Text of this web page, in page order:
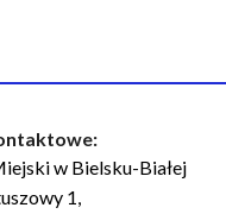
w Bielsku-Białej
1,